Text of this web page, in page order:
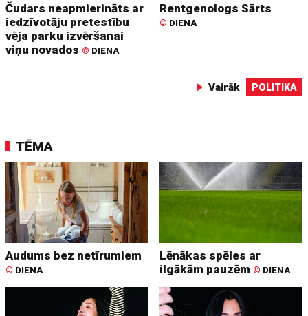
Čudars neapmierināts ar
iedzīvotāju pretestību
vēja parku izvēršanai
viņu novados © DIENA
Rentgenologs Sārts
© DIENA
Vairāk POLITIKA
TĒMA
Audums bez netīrumiem
© DIENA
Lēnākas spēles ar
ilgākām pauzēm © DIENA